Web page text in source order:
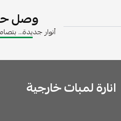
وصل
أنوار جديدة...
انارة لمبات خارجية